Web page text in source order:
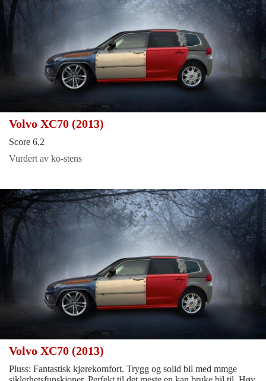
Volvo XC70 (2013)
Score 6.2
Vurdert av ko-stens
Volvo XC70 (2013)
Pluss: Fantastisk kjørekomfort. Trygg og solid bil med mmge